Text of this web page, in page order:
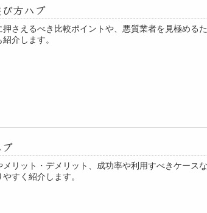
方ハブ
さえるべき比較ポイントや、悪質業者を見極める
介します。
リット・デメリット、成功率や利用すべきケース
すく紹介します。